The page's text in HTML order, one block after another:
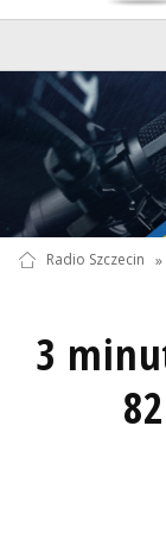
Radio Szczecin »
3